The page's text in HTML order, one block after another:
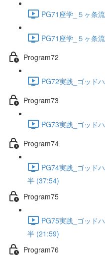
PG71座学_５ヶ条
PG71座学_５ヶ条
Program72
PG72実践_ゴッド
Program73
PG73実践_ゴッド
Program74
PG74実践_ゴッド
半 (37:54)
Program75
PG75実践_ゴッド
半 (21:59)
Program76